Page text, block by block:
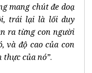
mang chút đe doạ
trái lại là lối duy
ra từng con người
và độ cao của con
của nó”.